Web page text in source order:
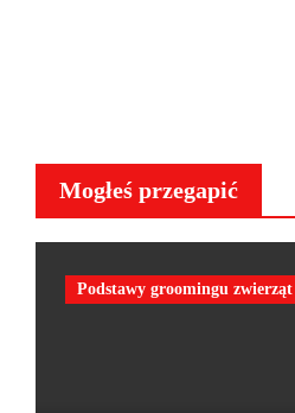
Mogłeś przegapić
Podstawy groomingu zwierząt